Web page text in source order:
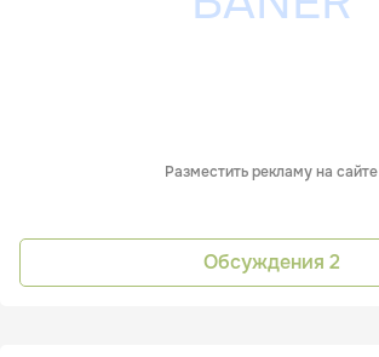
Разместить рекламу на сайте
Обсуждения 2